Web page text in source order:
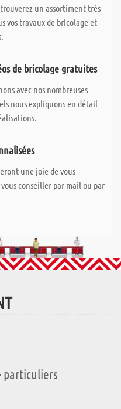
un assortiment très
vos travaux de bricolage et
de bricolage gratuites
avec nos nombreuses
nous expliquons en détail
une joie de vous
conseiller par mail ou par
particuliers